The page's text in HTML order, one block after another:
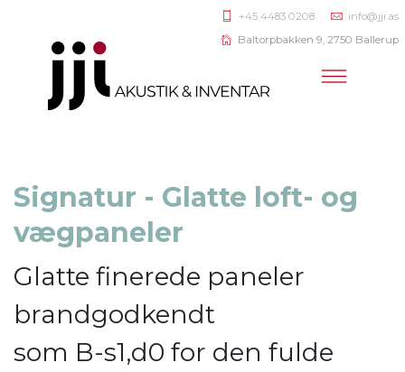
+45 4483 0208
info@jji.as
Baltorpbakken 9, 2750 Ballerup
Signatur - Glatte loft- og
vægpaneler
Glatte finerede paneler
brandgodkendt
som B-s1,d0 for den fulde